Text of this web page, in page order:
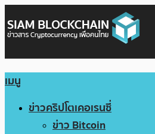
เมนู
ข่าวคริปโตเคอเรนซี่
ข่าว Bitcoin